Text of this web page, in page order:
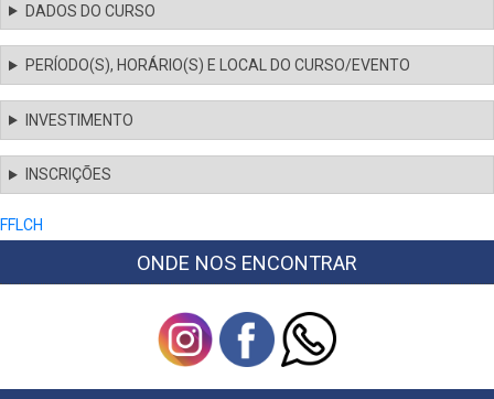
DADOS DO CURSO
PERÍODO(S), HORÁRIO(S) E LOCAL DO CURSO/EVENTO
INVESTIMENTO
INSCRIÇÕES
FFLCH
ONDE NOS ENCONTRAR